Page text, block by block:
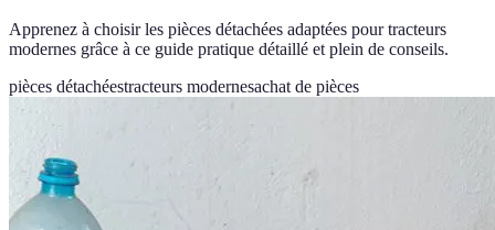
Apprenez à choisir les pièces détachées adaptées pour tracteurs
modernes grâce à ce guide pratique détaillé et plein de conseils.
pièces détachéestracteurs modernesachat de pièces